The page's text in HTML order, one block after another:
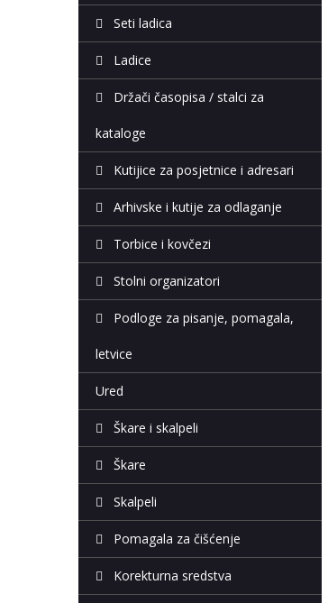
Seti ladica
Ladice
Držači časopisa / stalci za
kataloge
Kutijice za posjetnice i adresari
Arhivske i kutije za odlaganje
Torbice i kovčezi
Stolni organizatori
Podloge za pisanje, pomagala,
letvice
Ured
Škare i skalpeli
Škare
Skalpeli
Pomagala za čišćenje
Korekturna sredstva